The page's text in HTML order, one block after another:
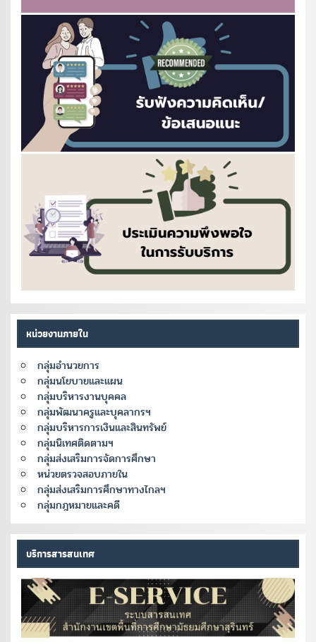
หน่วยงานภายใน
กลุ่มอำนวยการ
กลุ่มนโยบายและแผน
กลุ่มบริหารงานบุคคล
กลุ่มพัฒนาครูและบุคลากรฯ
กลุ่มบริหารการเงินและสินทรัพย์
กลุ่มนิเทศติดตามฯ
กลุ่มส่งเสริมการจัดการศึกษา
หน่วยตรวจสอบภายใน
กลุ่มส่งเสริมการศึกษาทางไกลฯ
กลุ่มกฎหมายและคดี
บริการสารสนเทศ